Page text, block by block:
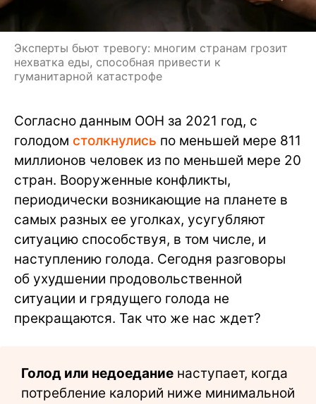
Эксперты бьют тревогу: многим странам грозит
нехватка еды, способная привести к
гуманитарной катастрофе
Согласно данным ООН за 2021 год, с
голодом столкнулись по меньшей мере 811
миллионов человек из по меньшей мере 20
стран. Вооруженные конфликты,
периодически возникающие на планете в
самых разных ее уголках, усугубляют
ситуацию способствуя, в том числе, и
наступлению голода. Сегодня разговоры
об ухудшении продовольственной
ситуации и грядущего голода не
прекращаются. Так что же нас ждет?
Голод или недоедание наступает, когда
потребление калорий ниже минимальной